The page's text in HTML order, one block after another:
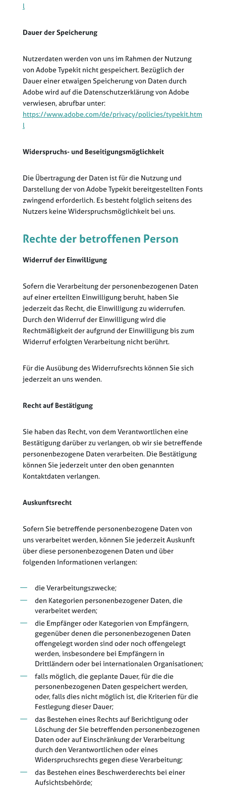
l
Dauer der Speicherung
Nutzerdaten werden von uns im Rahmen der Nutzung
von Adobe Typekit nicht gespeichert. Bezüglich der
Dauer einer etwaigen Speicherung von Daten durch
Adobe wird auf die Datenschutzerklärung von Adobe
verwiesen, abrufbar unter:
https://www.adobe.com/de/privacy/policies/typekit.htm
l
Widerspruchs- und Beseitigungsmöglichkeit
Die Übertragung der Daten ist für die Nutzung und
Darstellung der von Adobe Typekit bereitgestellten Fonts
zwingend erforderlich. Es besteht folglich seitens des
Nutzers keine Widerspruchsmöglichkeit bei uns.
Rechte der betroffenen Person
Widerruf der Einwilligung
Sofern die Verarbeitung der personenbezogenen Daten
auf einer erteilten Einwilligung beruht, haben Sie
jederzeit das Recht, die Einwilligung zu widerrufen.
Durch den Widerruf der Einwilligung wird die
Rechtmäßigkeit der aufgrund der Einwilligung bis zum
Widerruf erfolgten Verarbeitung nicht berührt.
Für die Ausübung des Widerrufsrechts können Sie sich
jederzeit an uns wenden.
Recht auf Bestätigung
Sie haben das Recht, von dem Verantwortlichen eine
Bestätigung darüber zu verlangen, ob wir sie betreffende
personenbezogene Daten verarbeiten. Die Bestätigung
können Sie jederzeit unter den oben genannten
Kontaktdaten verlangen.
Auskunftsrecht
Sofern Sie betreffende personenbezogene Daten von
uns verarbeitet werden, können Sie jederzeit Auskunft
über diese personenbezogenen Daten und über
folgenden Informationen verlangen:
die Verarbeitungszwecke;
den Kategorien personenbezogener Daten, die
verarbeitet werden;
die Empfänger oder Kategorien von Empfängern,
gegenüber denen die personenbezogenen Daten
offengelegt worden sind oder noch offengelegt
werden, insbesondere bei Empfängern in
Drittländern oder bei internationalen Organisationen;
falls möglich, die geplante Dauer, für die die
personenbezogenen Daten gespeichert werden,
oder, falls dies nicht möglich ist, die Kriterien für die
Festlegung dieser Dauer;
das Bestehen eines Rechts auf Berichtigung oder
Löschung der Sie betreffenden personenbezogenen
Daten oder auf Einschränkung der Verarbeitung
durch den Verantwortlichen oder eines
Widerspruchsrechts gegen diese Verarbeitung;
das Bestehen eines Beschwerderechts bei einer
Aufsichtsbehörde;